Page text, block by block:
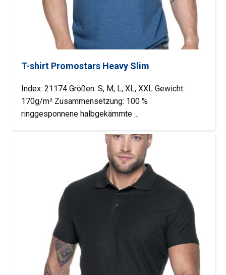
T-shirt Promostars Heavy Slim
Index: 21174 Größen: S, M, L, XL, XXL Gewicht:
170g/m² Zusammensetzung: 100 %
ringgesponnene halbgekämmte ...